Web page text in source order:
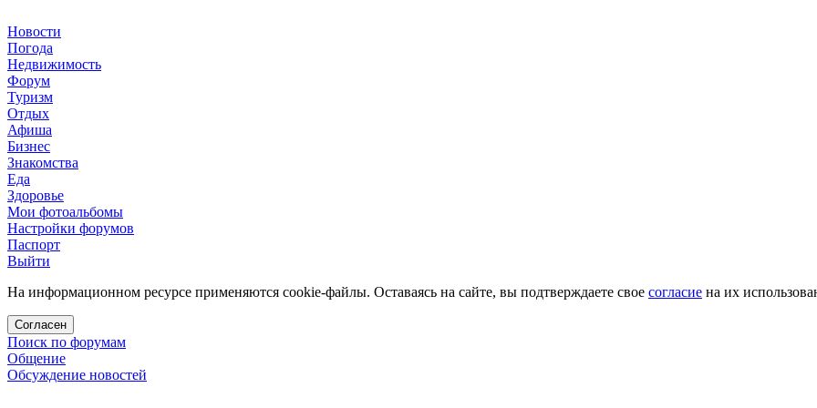
Новости
Погода
Недвижимость
Форум
Туризм
Отдых
Афиша
Бизнес
Знакомства
Еда
Здоровье
Мои фотоальбомы
Настройки форумов
Паспорт
Выйти
На информационном ресурсе применяются cookie-файлы. Оставаясь на сайте, вы подтверждаете свое согласие на их
Согласен
Поиск по форумам
Общение
Обсуждение новостей